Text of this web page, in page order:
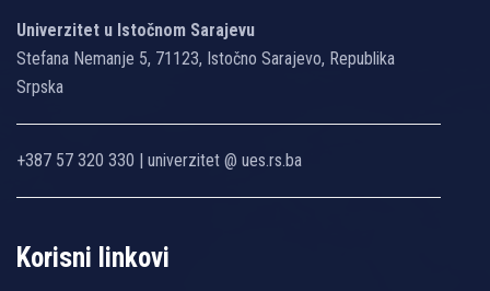
Univerzitet u Istočnom Sarajevu
Stefana Nemanje 5, 71123, Istočno Sarajevo, Republika
Srpska
+387 57 320 330 | univerzitet @ ues.rs.ba
Korisni linkovi